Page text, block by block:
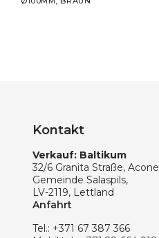
Kontakt
Verkauf: Baltikum
32/6 Granita Straße, Acone
Gemeinde Salaspils,
LV-2119, Lettland
Anfahrt
Tel.: +371 67 387 366